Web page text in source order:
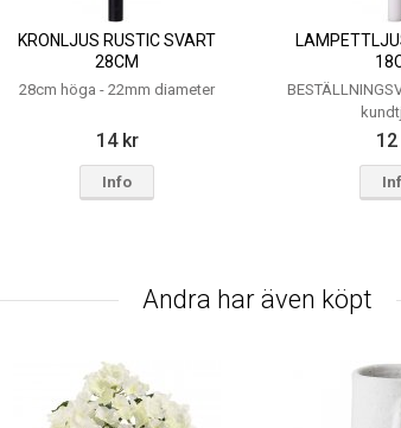
KRONLJUS RUSTIC SVART
28CM
28cm höga - 22mm diameter
14 kr
Info
Andra har även köpt